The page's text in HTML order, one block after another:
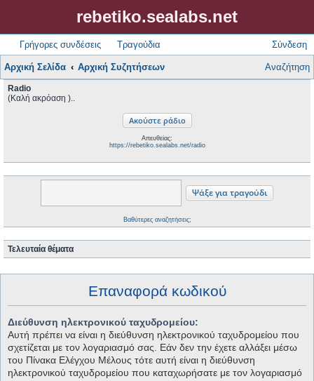
rebetiko.sealabs.net
Γρήγορες συνδέσεις Τραγούδια Σύνδεση
Αρχική Σελίδα Αρχική Συζητήσεων Αναζήτηση
Radio
(Καλή ακρόαση )..
Απευθείας:
https://rebetiko.sealabs.net/radio
Βαθύτερες αναζητήσεις;
Τελευταία θέματα
Επαναφορά κωδικού
Διεύθυνση ηλεκτρονικού ταχυδρομείου:
Αυτή πρέπει να είναι η διεύθυνση ηλεκτρονικού ταχυδρομείου που
σχετίζεται με τον λογαριασμό σας. Εάν δεν την έχετε αλλάξει μέσω
του Πίνακα Ελέγχου Μέλους τότε αυτή είναι η διεύθυνση
ηλεκτρονικού ταχυδρομείου που καταχωρήσατε με τον λογαριασμό